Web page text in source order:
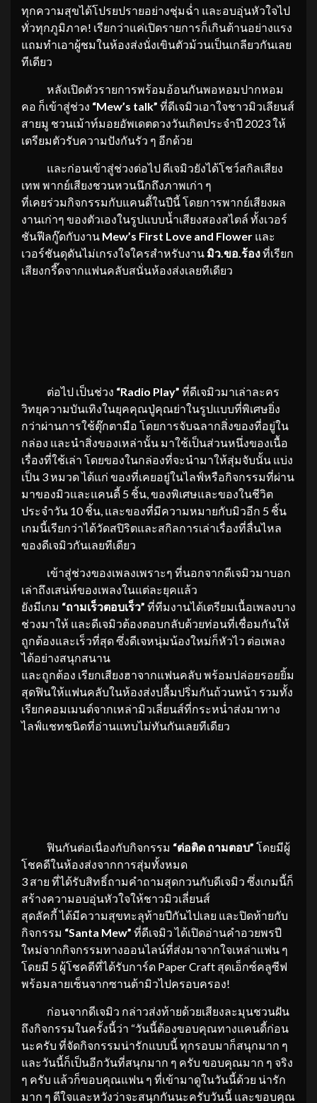
ทุกความสุขได้โปรยปรายอย่างชุ่มฉ่ำ และอบอุ่นหัวใจไป
ทั่วทุกภูมิภาค! เรียกว่าแค่เปิดรายการก็เกินต้านอย่างแรง
แถมทำเอาผู้ชมในห้องส่งนั่งเขินตัวม้วนเป็นเกลียวกันเลย
ทีเดียว
หลังเปิดตัวรายการพร้อมอ้อนกันพอหอมปากหอม
คอ ก็เข้าสู่ช่วง “Mew’s talk” ที่ดีเจมิวเอาใจชาวมิวเลียนส์
สายมู ชวนเม้าท์มอยอัพเดตดวงวันเกิดประจำปี 2023 ให้
เตรียมตัวรับความปังกันรัว ๆ อีกด้วย
และก่อนเข้าสู่ช่วงต่อไป ดีเจมิวยังได้โชว์สกิลเสียง
เทพ พากย์เสียงชวนหวนนึกถึงภาพเก่า ๆ
ที่เคยร่วมกิจกรรมกับแคนดี้ในปีนี้ โดยการพากย์เสียงผล
งานเก่าๆ ของตัวเองในรูปแบบน้ำเสียงสองสไตล์ ทั้งเวอร์
ชันฟีลกู๊ดกับงาน Mew’s First Love and Flower และ
เวอร์ชันดุดันไม่เกรงใจใครสำหรับงาน มิว.ขอ.ร้องที่เรียก
เสียงกรี๊ดจากแฟนคลับสนั่นห้องส่งเลยทีเดียว
ต่อไป เป็นช่วง “Radio Play” ที่ดีเจมิวมาเล่าละคร
วิทยุความบันเทิงในยุคคุณปู่คุณย่าในรูปแบบที่พิเศษยิ่ง
กว่าผ่านการใช้ตุ๊กตามือ โดยการจับฉลากสิ่งของที่อยู่ใน
กล่อง และนำสิ่งของเหล่านั้น มาใช้เป็นส่วนหนึ่งของเนื้อ
เรื่องที่ใช้เล่า โดยของในกล่องที่จะนำมาให้สุ่มจับนั้น แบ่ง
เป็น 3 หมวด ได้แก่ ของที่เคยอยู่ในไลฟ์หรือกิจกรรมที่ผ่าน
มาของมิวและแคนดี้ 5 ชิ้น, ของพิเศษและของในชีวิต
ประจำวัน 10 ชิ้น, และของที่มีความหมายกับมิวอีก 5 ชิ้น
เกมนี้เรียกว่าได้วัดสปิริตและสกิลการเล่าเรื่องที่ลื่นไหล
ของดีเจมิวกันเลยทีเดียว
เข้าสู่ช่วงของเพลงเพราะๆ ที่นอกจากดีเจมิวมาบอก
เล่าถึงเสน่ห์ของเพลงในแต่ละยุคแล้ว
ยังมีเกม “ถามเร็วตอบเร็ว” ที่ทีมงานได้เตรียมเนื้อเพลงบาง
ช่วงมาให้ และดีเจมิวต้องตอบกลับด้วยท่อนที่เชื่อมกันให้
ถูกต้องและเร็วที่สุด ซึ่งดีเจหนุ่มน้องใหม่ก็หัวไว ต่อเพลง
ได้อย่างสนุกสนาน
และถูกต้อง เรียกเสียงฮาจากแฟนคลับ พร้อมปล่อยรอยยิ้ม
สุดฟินให้แฟนคลับในห้องส่งปลื้มปริ่มกันถ้วนหน้า รวมทั้ง
เรียกคอมเมนต์จากเหล่ามิวเลี่ยนส์ที่กระหน่ำส่งมาทาง
ไลฟ์แชทชนิดที่อ่านแทบไม่ทันกันเลยทีเดียว
ฟินกันต่อเนื่องกับกิจกรรม “ต่อติด ถามตอบ” โดยมีผู้
โชคดีในห้องส่งจากการสุ่มทั้งหมด
3 สาย ที่ได้รับสิทธิ์ถามคำถามสุดกวนกับดีเจมิว ซึ่งเกมนี้ก็
สร้างความอบอุ่นหัวใจให้ชาวมิวเลี่ยนส์
สุดลัคกี้ ได้มีความสุขทะลุท้ายปีกันไปเลย และปิดท้ายกับ
กิจกรรม “Santa Mew” ที่ดีเจมิว ได้เปิดอ่านคำอวยพรปี
ใหม่จากกิจกรรมทางออนไลน์ที่ส่งมาจากใจเหล่าแฟน ๆ
โดยมี 5 ผู้โชคดีที่ได้รับการ์ด Paper Craft สุดเอ็กซ์คลูซีฟ
พร้อมลายเซ็นจากซานต้ามิวไปครอบครอง!
ก่อนจากดีเจมิว กล่าวส่งท้ายด้วยเสียงละมุนชวนฝัน
ถึงกิจกรรมในครั้งนี้ว่า “วันนี้ต้องขอบคุณทางแคนดี้ก่อน
นะครับ ที่จัดกิจกรรมน่ารักแบบนี้ ทุกรอบมาก็สนุกมาก ๆ
และวันนี้ก็เป็นอีกวันที่สนุกมาก ๆ ครับ ขอบคุณมาก ๆ จริง
ๆ ครับ แล้วก็ขอบคุณแฟน ๆ ที่เข้ามาดูในวันนี้ด้วย น่ารัก
มาก ๆ ดีใจและหวังว่าจะสนุกกันนะครับวันนี้ และขอบคุณ